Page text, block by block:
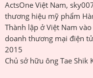
ActsOne Việt Nam,
thương hiệu mỹ phẩm
Thành lập ở Việt Nam
doanh thương mại điện
2015
Chủ sở hữu ông Tae Shik